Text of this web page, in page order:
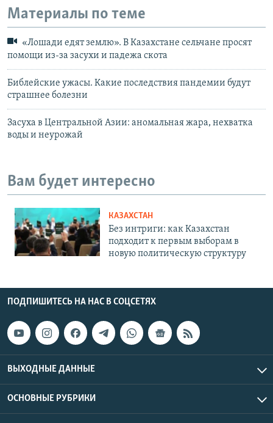
Материалы по теме
«Лошади едят землю». В Казахстане сельчане просят
помощи из-за засухи и падежа скота
Библейские ужасы. Какие последствия пандемии будут
страшнее болезни
Засуха в Центральной Азии: аномальная жара, нехватка
воды и неурожай
Вам будет интересно
КАЗАХСТАН
Без интриги: как Казахстан
подходит к первым выборам в
новую политическую структуру
ПОДПИШИТЕСЬ НА НАС В СОЦСЕТЯХ
ВЫХОДНЫЕ ДАННЫЕ
ОСНОВНЫЕ РУБРИКИ